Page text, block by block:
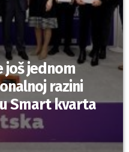
još jednom
razini
Smart kvarta